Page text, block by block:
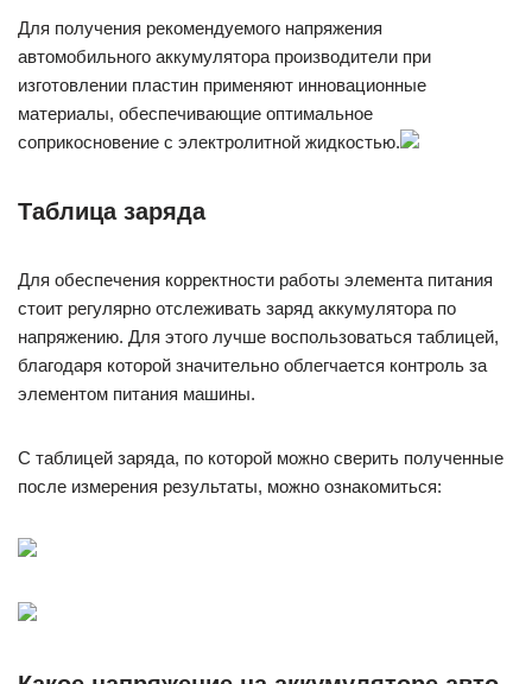
Для получения рекомендуемого напряжения
автомобильного аккумулятора производители при
изготовлении пластин применяют инновационные
материалы, обеспечивающие оптимальное
соприкосновение с электролитной жидкостью.
Таблица заряда
Для обеспечения корректности работы элемента питания
стоит регулярно отслеживать заряд аккумулятора по
напряжению. Для этого лучше воспользоваться таблицей,
благодаря которой значительно облегчается контроль за
элементом питания машины.
С таблицей заряда, по которой можно сверить полученные
после измерения результаты, можно ознакомиться: